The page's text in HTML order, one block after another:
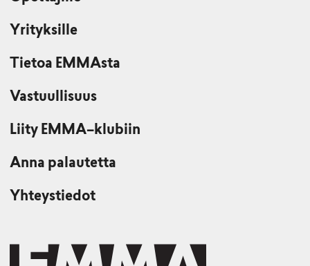
Yrityksille
Tietoa EMMAsta
Vastuullisuus
Liity EMMA–klubiin
Anna palautetta
Yhteystiedot